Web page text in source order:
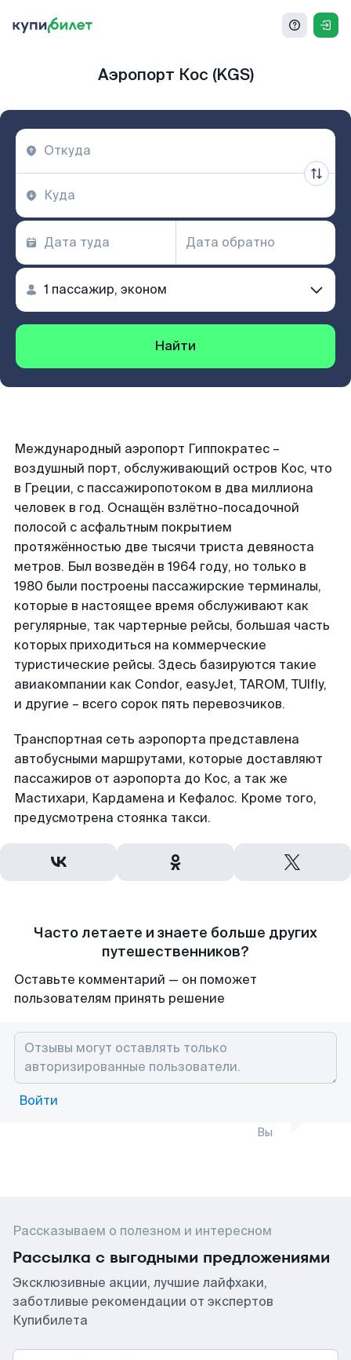
Аэропорт Кос (KGS)
Найти
Международный аэропорт Гиппократес –
воздушный порт, обслуживающий остров Кос, что
в Греции, с пассажиропотоком в два миллиона
человек в год. Оснащён взлётно-посадочной
полосой с асфальтным покрытием
протяжённостью две тысячи триста девяноста
метров. Был возведён в 1964 году, но только в
1980 были построены пассажирские терминалы,
которые в настоящее время обслуживают как
регулярные, так чартерные рейсы, большая часть
которых приходиться на коммерческие
туристические рейсы. Здесь базируются такие
авиакомпании как Condor, easyJet, TAROM, TUIfly,
и другие – всего сорок пять перевозчиков.
Транспортная сеть аэропорта представлена
автобусными маршрутами, которые доставляют
пассажиров от аэропорта до Кос, а так же
Мастихари, Кардамена и Кефалос. Кроме того,
предусмотрена стоянка такси.
Часто летаете и знаете больше других
путешественников?
Оставьте комментарий — он поможет
пользователям принять решение
Войти
Вы
Рассказываем о полезном и интересном
Рассылка с выгодными предложениями
Эксклюзивные акции, лучшие лайфхаки,
заботливые рекомендации от экспертов
Купибилета